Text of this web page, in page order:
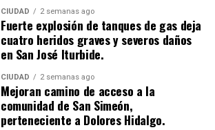
CIUDAD 2 semanas ago
​Fuerte explosión de tanques de gas deja
cuatro heridos graves y severos daños
en San José Iturbide.
CIUDAD 2 semanas ago
Mejoran camino de acceso a la
comunidad de San Simeón,
perteneciente a Dolores Hidalgo.